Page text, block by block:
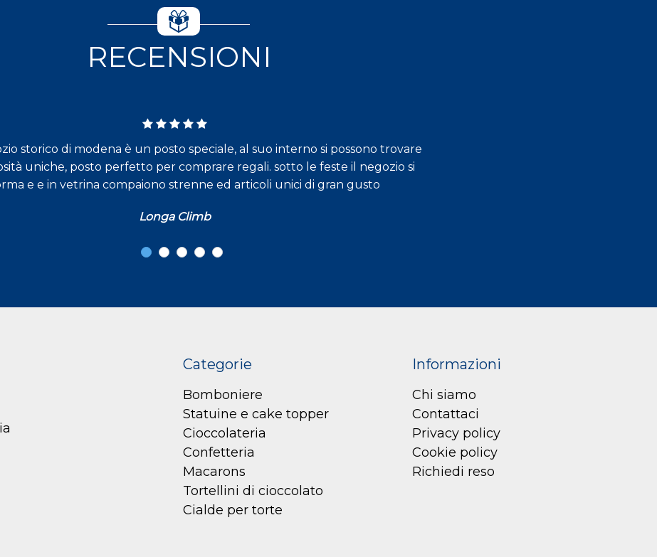
RECENSIONI
storico di modena è un posto speciale, al suo interno si possono trovare
uniche, posto perfetto per comprare regali. sotto le feste il negozio si
e e in vetrina compaiono strenne ed articoli unici di gran gusto
Longa Climb
Categorie
Bomboniere
Statuine e cake topper
Cioccolateria
Confetteria
Macarons
Tortellini di cioccolato
Cialde per torte
Informazioni
Chi siamo
Contattaci
Privacy policy
Cookie policy
Richiedi reso